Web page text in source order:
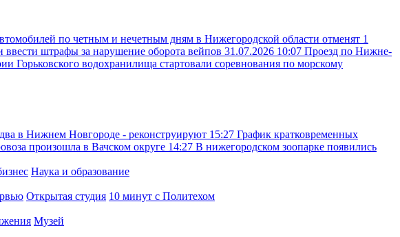
по четным и нечетным дням в Нижегородской области отменят 1
ввести штрафы за нарушение оборота вейпов 31.07.2026 10:07 Проезд по Нижне-
Горьковского водохранилища стартовали соревнования по морскому
в Нижнем Новгороде - реконструируют 15:27 График кратковременных
произошла в Вачском округе 14:27 В нижегородском зоопарке появились
Наука и образование
Открытая студия 10 минут с Политехом
Музей